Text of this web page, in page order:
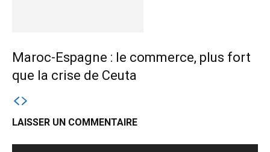
Maroc-Espagne : le commerce, plus fort
que la crise de Ceuta
LAISSER UN COMMENTAIRE